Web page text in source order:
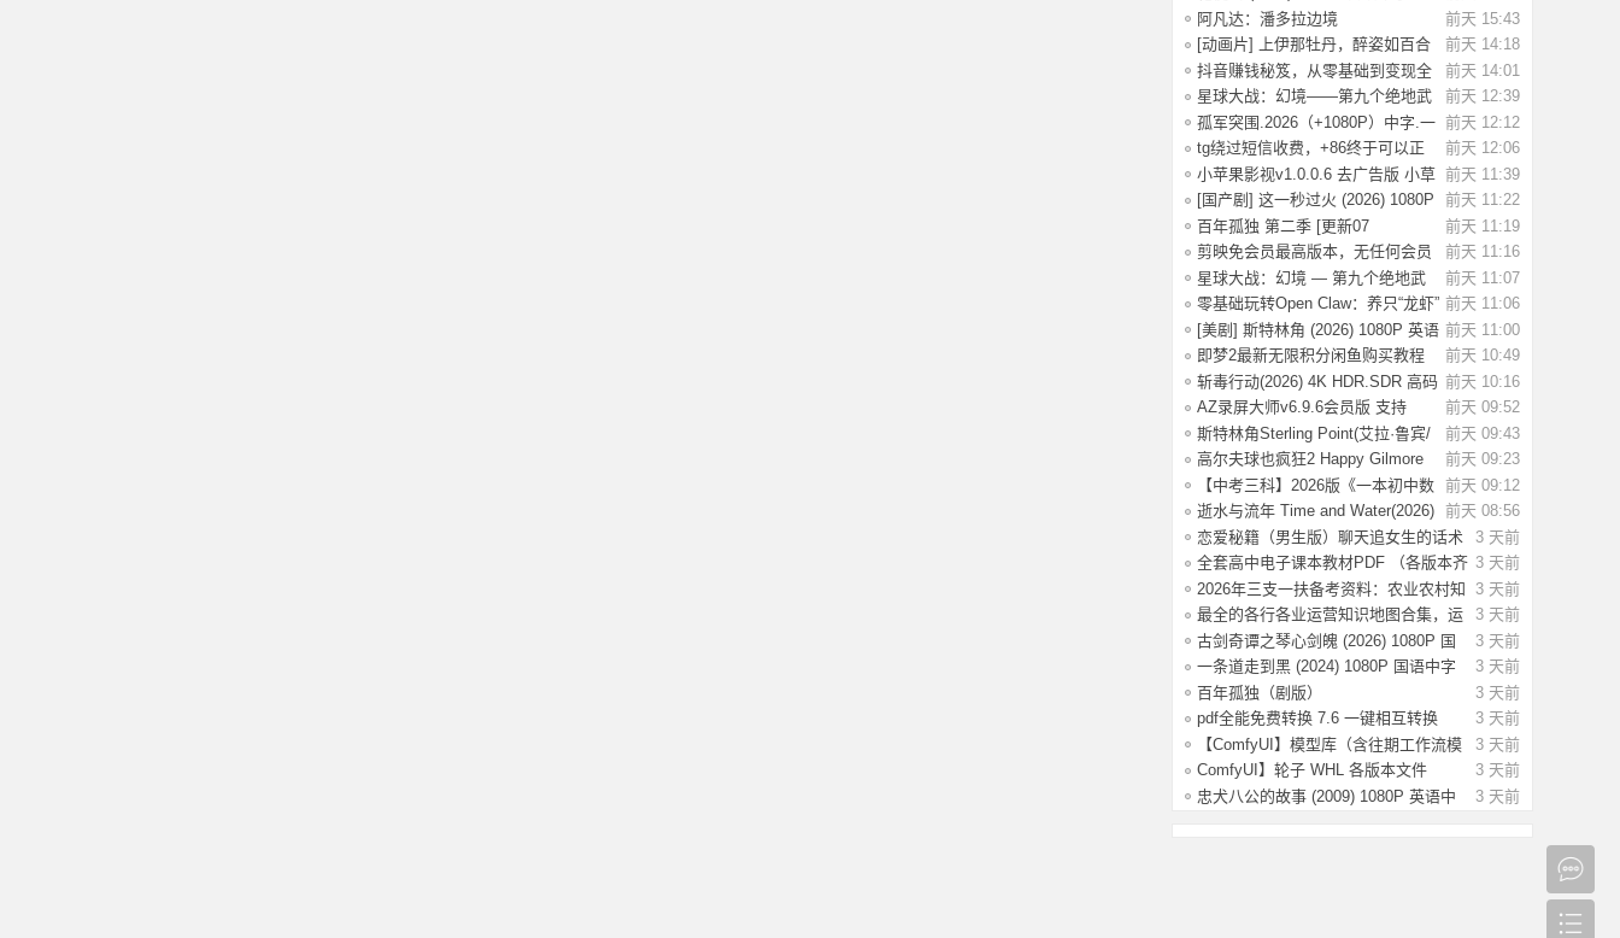
[1.83G]
前天 15:43
阿凡达：潘多拉边境
Build.22429549（Avata
前天 14:18
[动画片] 上伊那牡丹，醉姿如百合
(2026) 1
前天 14:01
抖音赚钱秘笈，从零基础到变现全
解析[40.4G
前天 12:39
星球大战：幻境——第九个绝地武
士.2026（4
前天 12:12
孤军突围.2026（+1080P）中字.一
名军官冲出
前天 12:06
tg绕过短信收费，+86终于可以正
常登录了
前天 11:39
小苹果影视v1.0.0.6 去广告版 小草
影视v2.5
前天 11:22
[国产剧] 这一秒过火 (2026) 1080P
国语中
前天 11:19
百年孤独 第二季 [更新07
集]2026.HD1080P.X
前天 11:16
剪映免会员最高版本，无任何会员
按钮，免会
前天 11:07
星球大战：幻境 — 第九个绝地武
士 (2026)
前天 11:06
零基础玩转Open Claw：养只“龙虾”
当助理
前天 11:00
[美剧] 斯特林角 (2026) 1080P 英语
中字 (
前天 10:49
即梦2最新无限积分闲鱼购买教程
前天 10:16
斩毒行动(2026) 4K HDR.SDR 高码
率 【国语
前天 09:52
AZ录屏大师v6.9.6会员版 支持
1080P/60fps
前天 09:43
斯特林角Sterling Point(艾拉·鲁宾/
艾米丽
前天 09:23
高尔夫球也疯狂2 Happy Gilmore
2(2025) WE
前天 09:12
【中考三科】2026版《一本初中数
理化公式定
前天 08:56
逝水与流年 Time and Water(2026)
【简繁英
3 天前
恋爱秘籍（男生版）聊天追女生的话术
技巧，
3 天前
全套高中电子课本教材PDF （各版本齐
全）【
3 天前
2026年三支一扶备考资料：农业农村知
识考前
3 天前
最全的各行各业运营知识地图合集，运
营人案
3 天前
古剑奇谭之琴心剑魄 (2026) 1080P 国
语中字
3 天前
一条道走到黑 (2024) 1080P 国语中字
[1.35
3 天前
百年孤独（剧版）
S02.2026（4K+1080P）中字
3 天前
pdf全能免费转换 7.6 一键相互转换
3 天前
【ComfyUI】模型库（含往期工作流模
型）
3 天前
ComfyUI】轮子 WHL 各版本文件
3 天前
忠犬八公的故事 (2009) 1080P 英语中